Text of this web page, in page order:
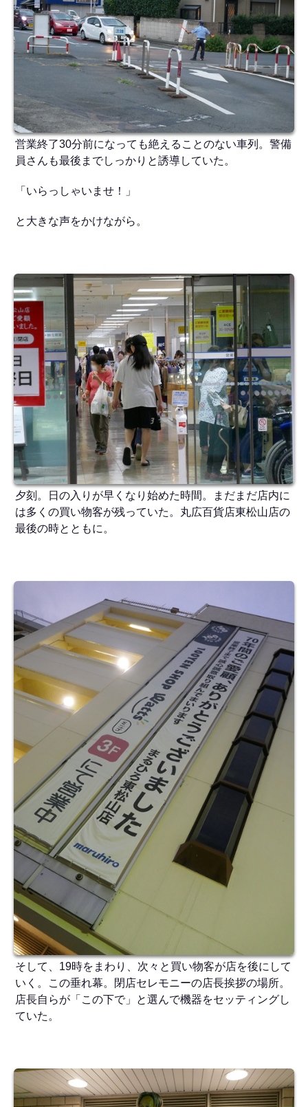
営業終了30分前になっても絶えることのない車列。警備
員さんも最後までしっかりと誘導していた。
「いらっしゃいませ！」
と大きな声をかけながら。
夕刻。日の入りが早くなり始めた時間。まだまだ店内に
は多くの買い物客が残っていた。丸広百貨店東松山店の
最後の時とともに。
そして、19時をまわり、次々と買い物客が店を後にして
いく。この垂れ幕。閉店セレモニーの店長挨拶の場所。
店長自らが「この下で」と選んで機器をセッティングし
ていた。